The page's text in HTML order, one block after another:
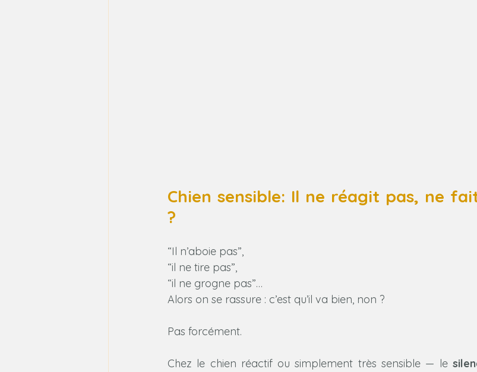
Chien sensible: Il ne réagit pas, ne
?
“Il n’aboie pas”,
“il ne tire pas”,
“il ne grogne pas”…
Alors on se rassure : c’est qu’il va bien, non ?
Pas forcément.
Chez le chien réactif ou simplement très sensible — le